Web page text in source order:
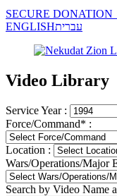
SECURE DONATION
ENGLISHעברית
Video Library
Service Year :
Force/Command* :
Location :
Wars/Operations/Major
Search by Video Name